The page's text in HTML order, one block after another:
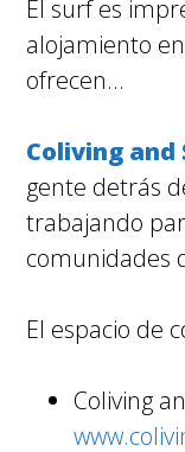
El surf es
alojamiento
ofrecen…
Coliving
gente detrás
trabajando
comunidades
El espacio de
Coliving